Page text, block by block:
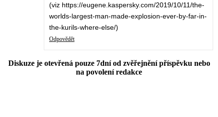
(viz https://eugene.kaspersky.com/2019/10/11/the-
worlds-largest-man-made-explosion-ever-by-far-in-
the-kurils-where-else/)
Odpovědět
Diskuze je otevřená pouze 7dní od zvěřejnění příspěvku nebo
na povolení redakce